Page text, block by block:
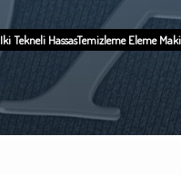
Iki Tekneli HassasTemizleme Eleme